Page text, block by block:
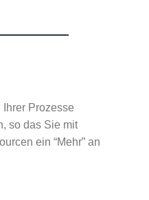
Prozesse
so das Sie mit
ein “Mehr” an